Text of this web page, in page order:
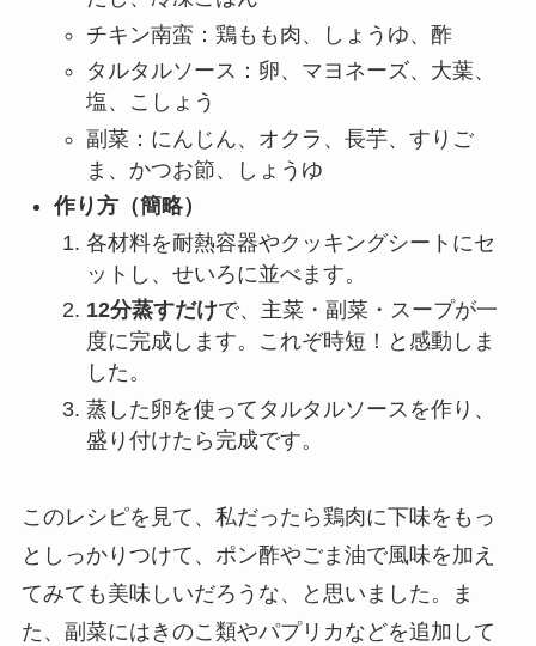
チキン南蛮：鶏もも肉、しょうゆ、酢
タルタルソース：卵、マヨネーズ、大葉、
塩、こしょう
副菜：にんじん、オクラ、長芋、すりご
ま、かつお節、しょうゆ
作り方（簡略）
各材料を耐熱容器やクッキングシートにセ
ットし、せいろに並べます。
12分蒸すだけで、主菜・副菜・スープが一
度に完成します。これぞ時短！と感動しま
した。
蒸した卵を使ってタルタルソースを作り、
盛り付けたら完成です。
このレシピを見て、私だったら鶏肉に下味をもっ
としっかりつけて、ポン酢やごま油で風味を加え
てみても美味しいだろうな、と思いました。ま
た、副菜にはきのこ類やパプリカなどを追加して